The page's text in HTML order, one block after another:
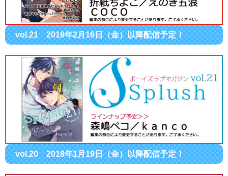
vol.21 2018年2月16日（金）以降配信予定！
vol.20 2018年1月19日（金）以降配信予定！